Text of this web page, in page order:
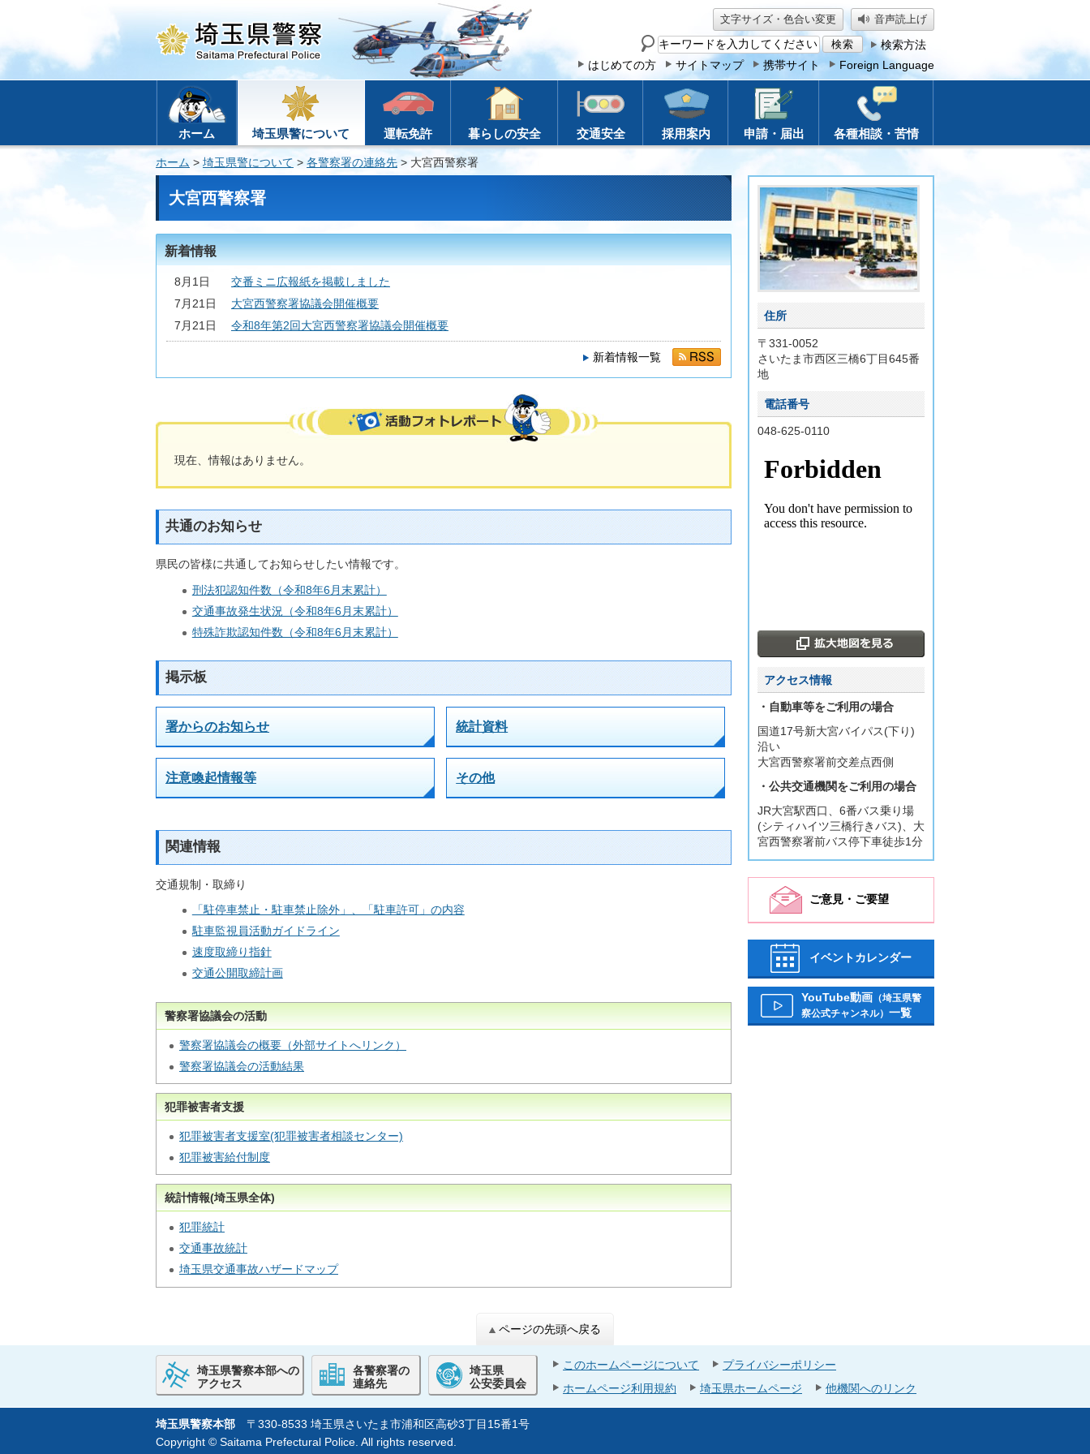
文字サイズ・色合い変更 音声読上げ
サ
イ
ト
検索方法
はじめての方
サイトマップ 携帯サイト Foreign Language
ホーム 埼玉県警について 運転免許 暮らしの安全 交通安全 採用案内 申請・届出 各種相談・苦情
ホーム > 埼玉県警について > 各警察署の連絡先 > 大宮西警察署
大宮西警察署
新着情報
8月1日
交番ミニ広報紙を掲載しました
7月21日
大宮西警察署協議会開催概要
7月21日
令和8年第2回大宮西警察署協議会開催概要
新着情報一覧
現在、情報はありません。
共通のお知らせ
県民の皆様に共通してお知らせしたい情報です。
刑法犯認知件数（令和8年6月末累計）
交通事故発生状況（令和8年6月末累計）
特殊詐欺認知件数（令和8年6月末累計）
掲示板
署からのお知らせ 統計資料
注意喚起情報等 その他
関連情報
交通規制・取締り
「駐停車禁止・駐車禁止除外」、「駐車許可」の内容
駐車監視員活動ガイドライン
速度取締り指針
交通公開取締計画
警察署協議会の活動
警察署協議会の概要（外部サイトへリンク）
警察署協議会の活動結果
犯罪被害者支援
犯罪被害者支援室(犯罪被害者相談センター)
犯罪被害給付制度
統計情報(埼玉県全体)
犯罪統計
交通事故統計
埼玉県交通事故ハザードマップ
住所
〒331-0052
さいたま市西区三橋6丁目645番
地
電話番号
048-625-0110
アクセス情報
・自動車等をご利用の場合
国道17号新大宮バイパス(下り)
沿い
大宮西警察署前交差点西側
・公共交通機関をご利用の場合
JR大宮駅西口、6番バス乗り場
(シティハイツ三橋行きバス)、大
宮西警察署前バス停下車徒歩1分
ご意見・ご要望
イベントカレンダー
YouTube動画 （埼玉県警
察公式チャンネル） 一覧
ページの先頭へ戻る
埼玉県警察本部への
アクセス
各警察署の
連絡先
埼玉県
公安委員会
このホームページについて
プライバシーポリシー
ホームページ利用規約
埼玉県ホームページ 他機関へのリンク
埼玉県警察本部
〒330-8533 埼玉県さいたま市浦和区高砂3丁目15番1号
Copyright © Saitama Prefectural Police. All rights reserved.